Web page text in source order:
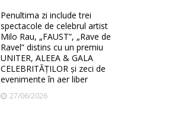
Penultima zi include trei
spectacole de celebrul artist
Milo Rau, „FAUST”, „Rave de
Ravel” distins cu un premiu
UNITER, ALEEA & GALA
CELEBRITĂȚILOR și zeci de
evenimente în aer liber
27/06/2026